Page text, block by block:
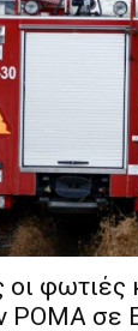
φωτιές
ΡΟΜΑ σε